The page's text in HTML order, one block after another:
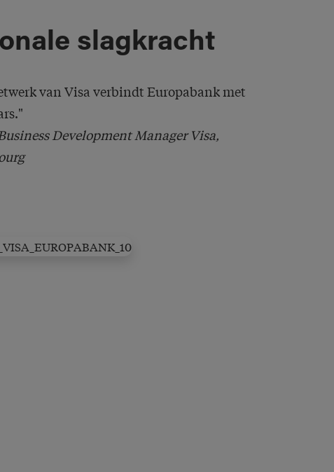
slagkracht
van Visa verbindt Europabank met
Development Manager Visa,